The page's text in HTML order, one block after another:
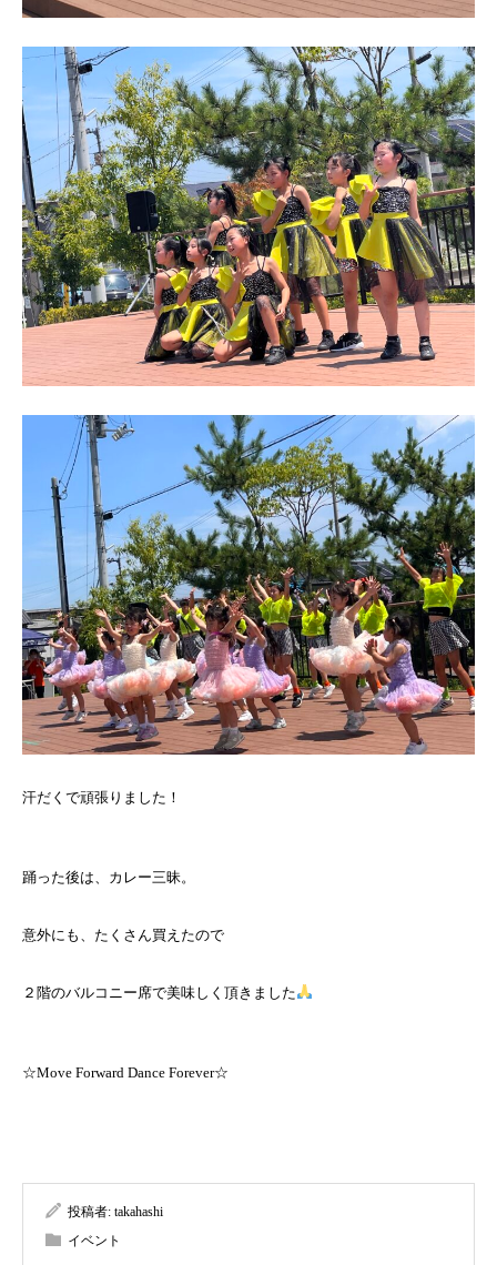
汗だくで頑張りました！
踊った後は、カレー三昧。
意外にも、たくさん買えたので
２階のバルコニー席で美味しく頂きました
☆Move Forward Dance Forever☆
投稿者: takahashi
イベント